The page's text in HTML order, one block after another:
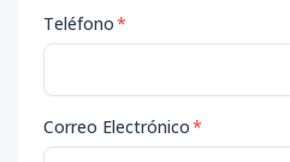
Teléfono*
Correo Electrónico*